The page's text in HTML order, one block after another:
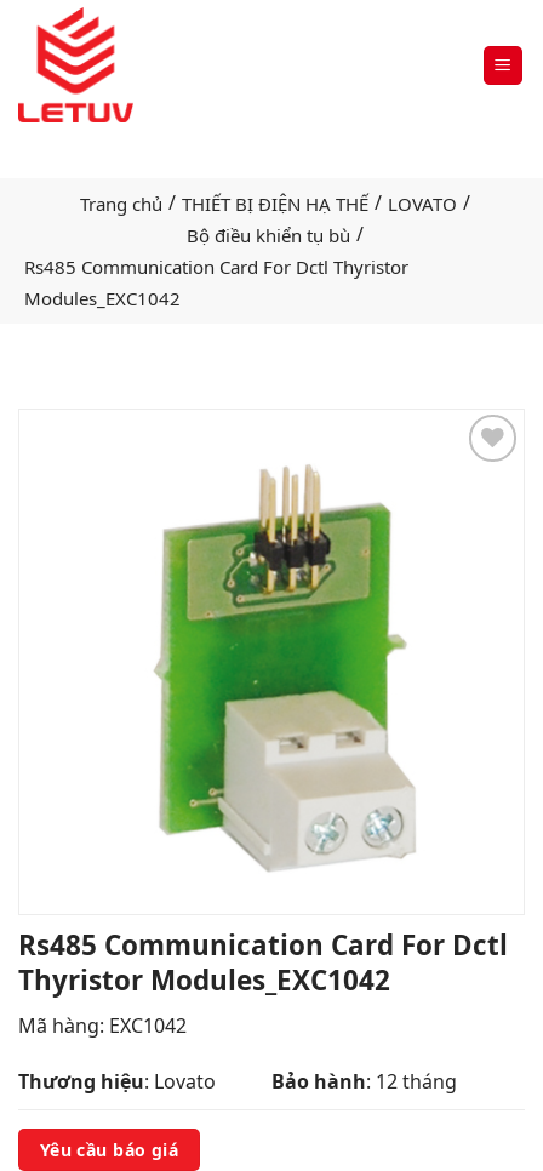
Trang chủ / THIẾT BỊ ĐIỆN HẠ THẾ / LOVATO /
Bộ điều khiển tụ bù /
Rs485 Communication Card For Dctl Thyristor
Modules_EXC1042
Rs485 Communication Card For Dctl
Thyristor Modules_EXC1042
Mã hàng: EXC1042
Thương hiệu: Lovato Bảo hành: 12 tháng
Yêu cầu báo giá